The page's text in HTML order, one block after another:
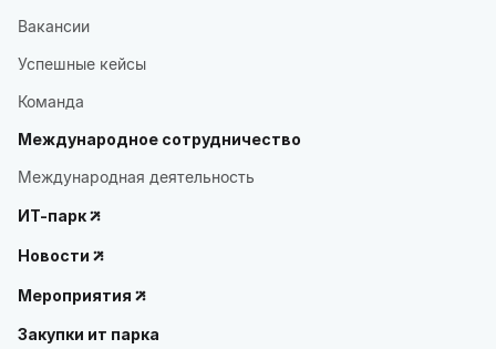
Вакансии
Успешные кейсы
Команда
Международное сотрудничество
Международная деятельность
ИТ-парк
Новости
Мероприятия
Закупки ит парка